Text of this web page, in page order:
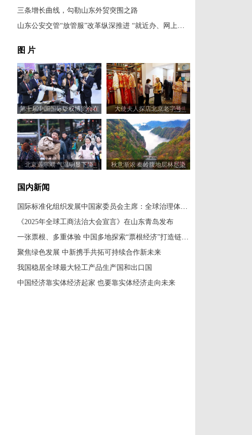
三条增长曲线，勾勒山东外贸突围之路
山东公安交管“放管服”改革纵深推进 “就近办、网上办、一次办”惠及千万群众
图 片
第十届中国国际版权博览会在
山东青岛开幕
大使夫人探店北京老字号
北京遇寒潮 气温明显下降 秋意渐浓 秦岭腹地层林尽染
国内新闻
国际标准化组织发展中国家委员会主席：全球治理体系改革应共建共享
《2025年全球工商法治大会宣言》在山东青岛发布
一张票根、多重体验 中国多地探索“票根经济”打造链式消费新场景
聚焦绿色发展 中新携手共拓可持续合作新未来
我国稳居全球最大轻工产品生产国和出口国
中国经济靠实体经济起家 也要靠实体经济走向未来